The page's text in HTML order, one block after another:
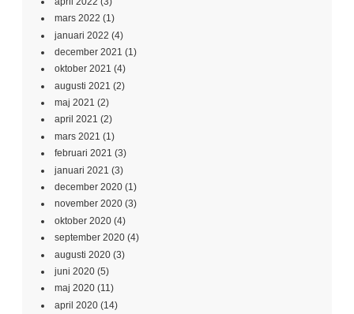
mars 2022 (1)
januari 2022 (4)
december 2021 (1)
oktober 2021 (4)
augusti 2021 (2)
maj 2021 (2)
april 2021 (2)
mars 2021 (1)
februari 2021 (3)
januari 2021 (3)
december 2020 (1)
november 2020 (3)
oktober 2020 (4)
september 2020 (4)
augusti 2020 (3)
juni 2020 (5)
maj 2020 (11)
april 2020 (14)